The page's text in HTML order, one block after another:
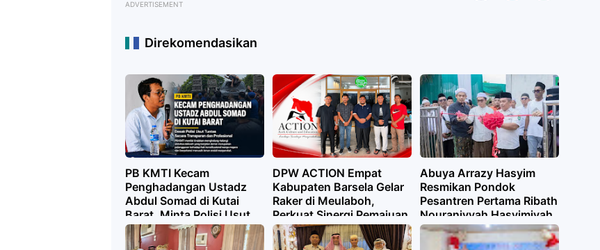
ADVERTISEMENT
Direkomendasikan
PB KMTI Kecam
Penghadangan Ustadz
Abdul Somad di Kutai
Barat, Minta Polisi Usut
Tuntas
DPW ACTION Empat
Kabupaten Barsela Gelar
Raker di Meulaboh,
Perkuat Sinergi Pemajuan
Kebudayaan
Abuya Arrazy Hasyim
Resmikan Pondok
Pesantren Pertama Ribath
Nouraniyyah Hasyimiyah
di Nusantara